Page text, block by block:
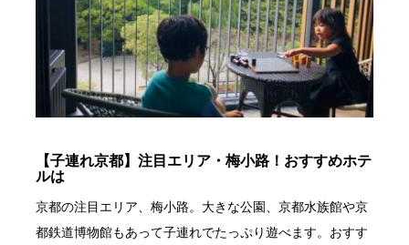
【子連れ京都】注目エリア・梅小路！おすすめホテ
ルは
京都の注目エリア、梅小路。大きな公園、京都水族館や京
都鉄道博物館もあって子連れでたっぷり遊べます。おすす